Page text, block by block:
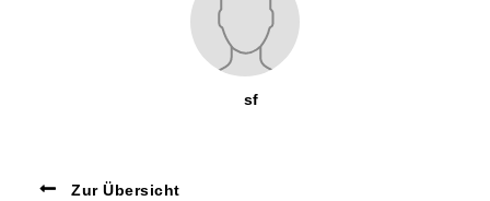
sf
Zur Übersicht